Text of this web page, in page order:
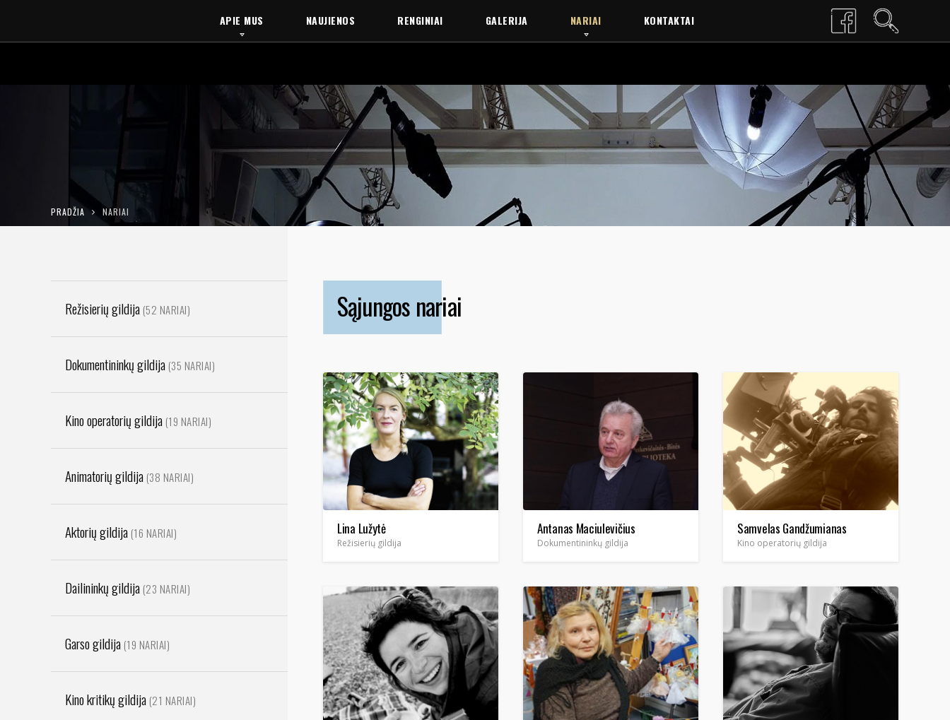
APIE MUS NAUJIENOS RENGINIAI GALERIJA NARIAI KONTAKTAI
PRADŽIA NARIAI
Režisierių gildija (52 NARIAI)
Dokumentininkų gildija (35 NARIAI)
Kino operatorių gildija (19 NARIAI)
Animatorių gildija (38 NARIAI)
Aktorių gildija (16 NARIAI)
Dailininkų gildija (23 NARIAI)
Garso gildija (19 NARIAI)
Kino kritikų gildija (21 NARIAI)
Sąjungos nariai
Lina Lužytė
Režisierių gildija
Antanas Maciulevičius
Dokumentininkų gildija
Samvelas Gandžumianas
Kino operatorių gildija